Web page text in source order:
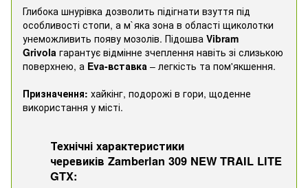
Глибока шнурівка дозволить підігнати взуття під
особливості стопи, а м`яка зона в області щиколотки
унеможливить появу мозолів. Підошва Vibram
Grivola гарантує відмінне зчеплення навіть зі слизькою
поверхнею, а Eva-вставка – легкість та пом'якшення.
Призначення: хайкінг, подорожі в гори, щоденне
використання у місті.
Технічні характеристики
черевиків Zamberlan 309 NEW TRAIL LITE
GTX: